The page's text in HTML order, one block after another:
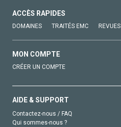
ACCÈS RAPIDES
DOMAINES TRAITÉS EMC REVUES
MON COMPTE
CRÉER UN COMPTE
AIDE & SUPPORT
Contactez-nous / FAQ
Qui sommes-nous ?